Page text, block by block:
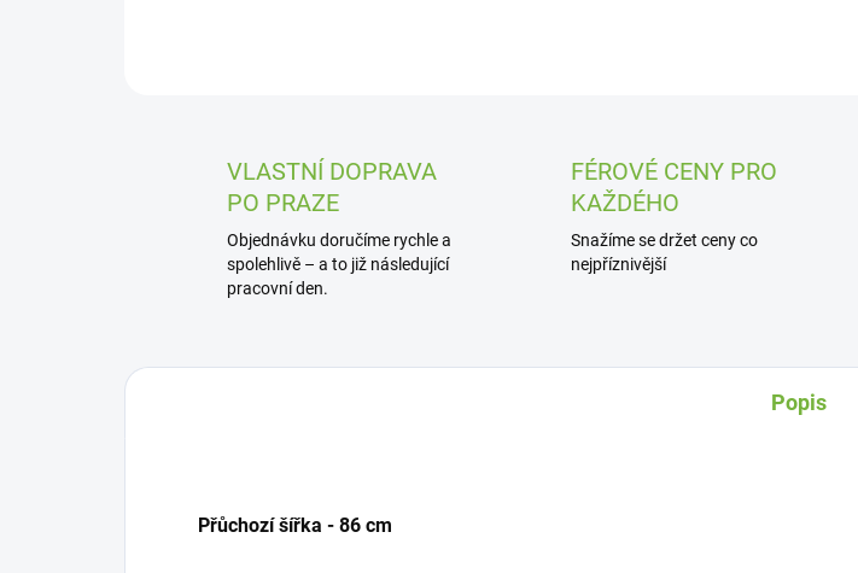
VLASTNÍ DOPRAVA
PO PRAZE
Objednávku doručíme rychle a
spolehlivě – a to již následující
pracovní den.
FÉROVÉ CENY PRO
KAŽDÉHO
Snažíme se držet ceny co
nejpříznivější
Popis
Přůchozí šířka - 86 cm